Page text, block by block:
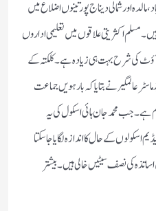
اور شمالی دیناج پورتینوں اضلاع میں
مسلم اکثریتی علاقوں میں تعلیمی اداروں
کی شرح بہت ہی زیادہ ہے۔ کلکتہ کے
عالمگیر نے بتایا کہ بارہویں جماعت
ہے۔جب محمد جان ہائی اسکول کی یہ
کے حال کا اندازہ لگایا جاسکتا
کی نصف سیٹیں خالی ہیں۔ بیشتر